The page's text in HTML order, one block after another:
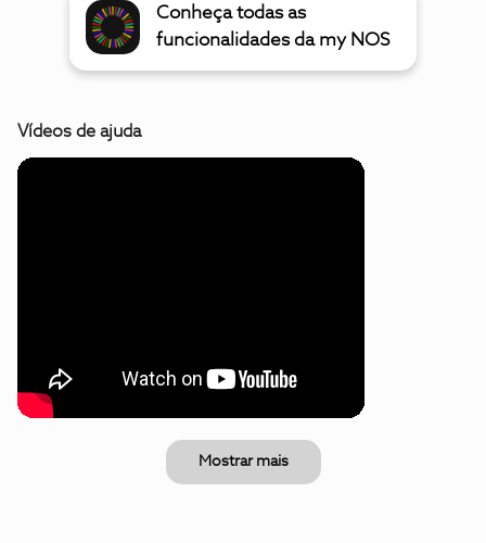
Conheça todas as
funcionalidades da my NOS
Vídeos de ajuda
Mostrar mais